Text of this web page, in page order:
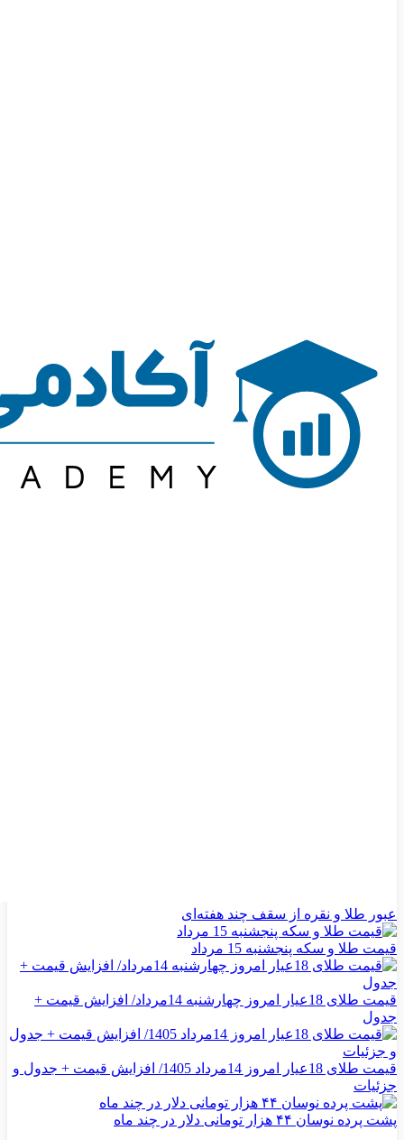
عبور طلا و نقره از سقف چند هفته‌ای
قیمت طلا و سکه پنجشنبه 15 مرداد
قیمت طلای 18عیار امروز چهارشنبه 14مرداد/ افزایش قیمت +
جدول
قیمت طلای 18عیار امروز 14مرداد 1405/ افزایش قیمت + جدول و
جزئیات
پشت پرده نوسان ۴۴ هزار تومانی دلار در چند ماه